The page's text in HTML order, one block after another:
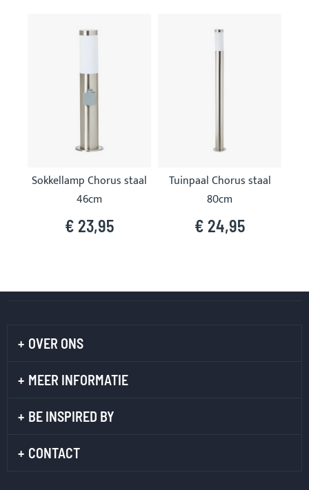
Sokkellamp Chorus staal
46cm
€ 23,95
Tuinpaal Chorus staal
80cm
€ 24,95
OVER ONS
MEER INFORMATIE
BE INSPIRED BY
CONTACT